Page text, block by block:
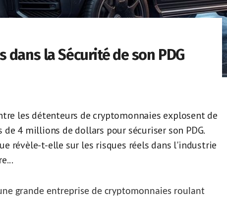
dans la Sécurité de son PDG
les détenteurs de cryptomonnaies explosent de
de 4 millions de dollars pour sécuriser son PDG.
révèle-t-elle sur les risques réels dans l'industrie
grande entreprise de cryptomonnaies roulant